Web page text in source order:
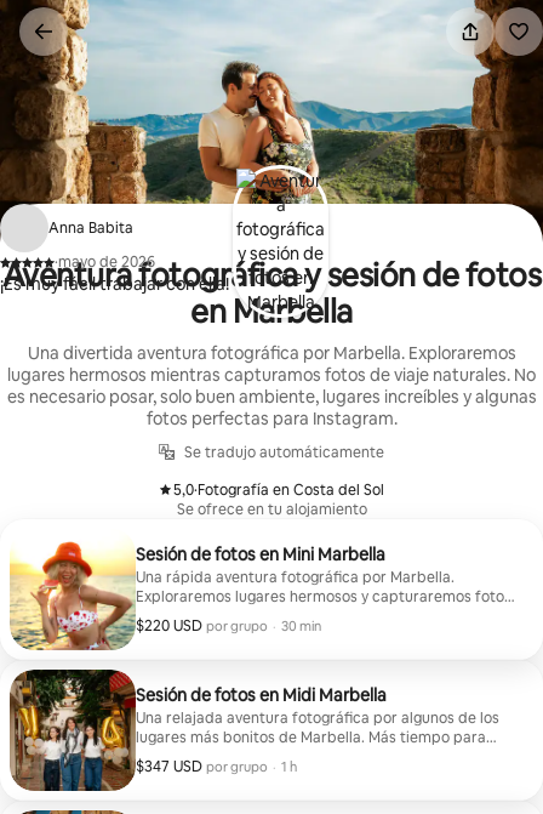
Omite
contenido
Aventura fotográfica y sesión de fotos
en Marbella
Una divertida aventura fotográfica por Marbella. Exploraremos
lugares hermosos mientras capturamos fotos de viaje naturales. No
es necesario posar, solo buen ambiente, lugares increíbles y algunas
fotos perfectas para Instagram.
Se tradujo automáticamente
5,0
, ·Fotografía en Costa del Sol
Se ofrece en tu alojamiento
Sesión de fotos en Mini Marbella
Una rápida aventura fotográfica por Marbella.
Exploraremos lugares hermosos y capturaremos fotos
de viajes en la naturaleza. • 15 fotos editadas
profesionalmente • Personas solas / parejas / familias •
lugares geniales para Instagram
$220 USD por grupo
$220 USD por grupo
, · 30 min
Sesión de fotos en Midi Marbella
Una relajada aventura fotográfica por algunos de los
lugares más bonitos de Marbella. Más tiempo para
explorar, capturar momentos naturales y crear una
colección de fotos de viaje que te encantarán. •
$347 USD por grupo
$347 USD por grupo
, · 1 h
Anna Babita
, ·mayo de 2026
¡Es muy fácil trabajar con ella!